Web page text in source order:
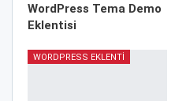
WordPress Tema Demo
Eklentisi
WORDPRESS EKLENTI